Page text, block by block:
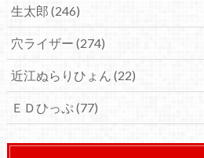
生太郎 (246)
穴ライザー (274)
近江ぬらりひょん (22)
ＥＤひっぷ(77)